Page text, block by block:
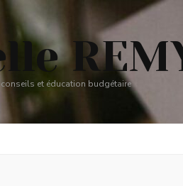
et éducation budgétaire